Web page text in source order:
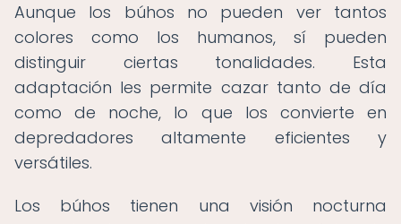
Aunque los búhos no pueden ver tantos
colores como los humanos, sí pueden
distinguir ciertas tonalidades. Esta
adaptación les permite cazar tanto de día
como de noche, lo que los convierte en
depredadores altamente eficientes y
versátiles.
Los búhos tienen una visión nocturna